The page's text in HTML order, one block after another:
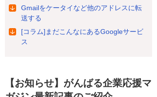
Gmailをケータイなど他のアドレスに転
送する
[コラム]まだこんなにあるGoogleサービ
ス
【お知らせ】がんばる企業応援マ